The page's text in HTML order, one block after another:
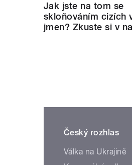
Jak jste na tom se
skloňováním cizích
jmen? Zkuste si v
Český rozhlas
Válka na Ukrajině